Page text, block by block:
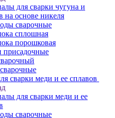
для сварки чугуна и
на основе никеля
сварочные
сплошная
порошковая
присадочные
сварки меди и ее сплавов
для сварки меди и ее
сварочные